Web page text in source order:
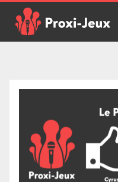
content